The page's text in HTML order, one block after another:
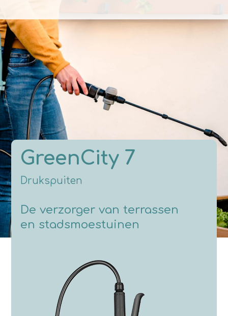
GreenCity 7
Drukspuiten
De verzorger van terrassen
en stadsmoestuinen